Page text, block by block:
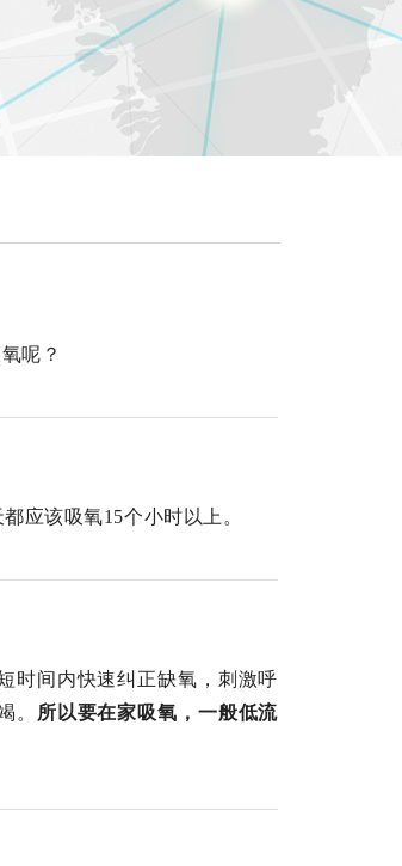
呢？
应该吸氧15个小时以上。
时间内快速纠正缺氧，刺激呼
。
所以要在家吸氧，一般低流